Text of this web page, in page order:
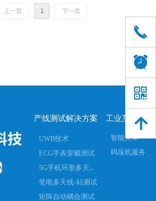
上一页 1 下一页
产线测试解决方案
UWB技术
ECG手表穿戴测试
5G手机环形多天线一站式测试
笔电多天线-站测试
矩阵自动耦合测试
智能叉车
码垛机服务
工业互联配套
끅
뀥
낃
녕